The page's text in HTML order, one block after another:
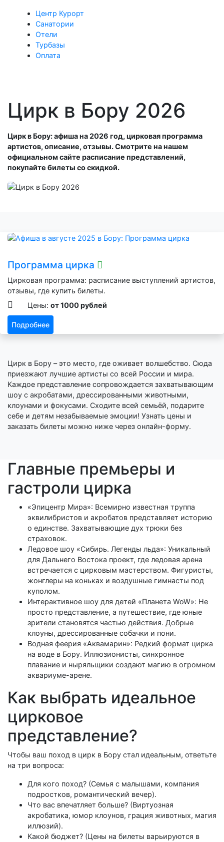
Центр Курорт
Санатории
Отели
Турбазы
Оплата
Цирк в Бору 2026
Цирк в Бору: афиша на 2026 год, цирковая программа
артистов, описание, отзывы. Смотрите на нашем
официальном сайте расписание представлений,
покупайте билеты со скидкой.
Программа цирка
Цирковая программа: расписание выступлений артистов,
отзывы, где купить билеты.
Цены: от 1000 рублей
Подробнее
Цирк в Бору – это место, где оживает волшебство. Сюда
приезжают лучшие артисты со всей России и мира.
Каждое представление сопровождается захватывающим
шоу с акробатами, дрессированными животными,
клоунами и фокусами. Сходите всей семьёй, подарите
себе и детям незабываемые эмоции! Узнать цены и
заказать билеты можно ниже через онлайн-форму.
Главные премьеры и
гастроли цирка
«Эпицентр Мира»: Всемирно известная труппа
эквилибристов и акробатов представляет историю
о единстве. Захватывающие дух трюки без
страховок.
Ледовое шоу «Сибирь. Легенды льда»: Уникальный
для Дальнего Востока проект, где ледовая арена
встречается с цирковым мастерством. Фигуристы,
жонглеры на коньках и воздушные гимнасты под
куполом.
Интерактивное шоу для детей «Планета WoW»: Не
просто представление, а путешествие, где юные
зрители становятся частью действия. Добрые
клоуны, дрессированные собачки и пони.
Водная феерия «Аквамарин»: Редкий формат цирка
на воде в Бору. Иллюзионисты, синхронное
плавание и ныряльщики создают магию в огромном
аквариуме-арене.
Как выбрать идеальное
цирковое
представление?
Чтобы ваш поход в цирк в Бору стал идеальным, ответьте
на три вопроса:
Для кого поход? (Семья с малышами, компания
подростков, романтический вечер).
Что вас впечатляет больше? (Виртуозная
акробатика, юмор клоунов, грация животных, магия
иллюзий).
Какой бюджет? (Цены на билеты варьируются в